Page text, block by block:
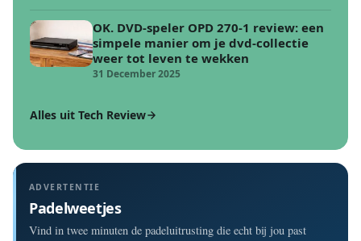
OK. DVD-speler OPD 270-1 review: een
simpele manier om je dvd-collectie
weer tot leven te wekken
31 December 2025
Alles uit Tech Review
ADVERTENTIE
Padelweetjes
Vind in twee minuten de padeluitrusting die echt bij jou past